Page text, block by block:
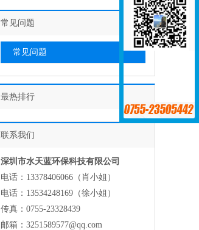
常见问题
常见问题
最热排行
联系我们
深圳市水天蓝环保科技有限公司
电话：13378406066（肖小姐）
电话：13534248169（徐小姐）
传真：0755-23328439
邮箱：3251589577@qq.com